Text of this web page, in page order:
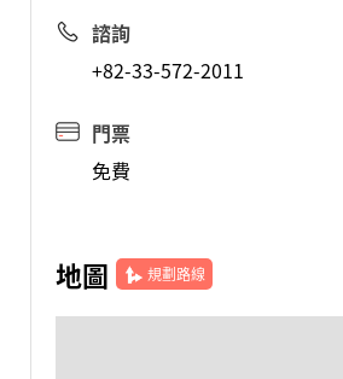
諮詢
+82-33-572-2011
門票
免費
地圖 規劃路線